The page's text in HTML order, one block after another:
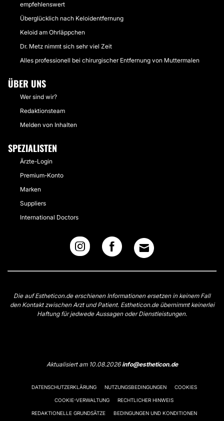
empfehlenswert
Überglücklich nach Keloidentfernung
Keloid am Ohrläppchen
Dr. Metz nimmt sich sehr viel Zeit
Alles professionell bei chirurgischer Entfernung von Muttermalen
ÜBER UNS
Wer sind wir?
Redaktionsteam
Melden von Inhalten
SPEZIALISTEN
Ärzte-Login
Premium-Konto
Marken
Suppliers
International Doctors
Die auf Estheticon.de erschienen Informationen ersetzen in keinem Fall
den Kontakt zwischen Arzt und Patient. Estheticon.de übernimmt keinerlei
Haftung für jedwede Aussagen oder Dienstleistungen.
Aktualisiert am 10.08.2026info@estheticon.de
DATENSCHUTZERKLÄRUNG NUTZUNGSBEDINGUNGEN COOKIES
COOKIE-VERWALTUNG RECHTLICHER HINWEIS
REDAKTIONELLE GRUNDSÄTZE BEDINGUNGEN UND KONDITIONEN